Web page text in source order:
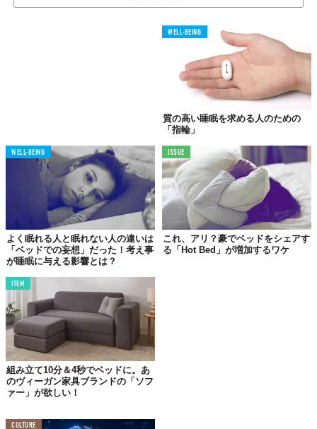
やカビ、湿気から守ってくれる。せっかくならマットレスは清潔
に保ちたいし、それはマットレス自身の寿命を延ばすことにも繋
また、マットレスを直接床に置くと、寝心地が悪いこともあるだ
ろう。ベッドフレームを使うことでマットレスが適切な位置に保
ことができるのだ。
さらに、マットレスが地面にあると、その下の空気の流れが制限
暑く汗ばんだ状態 になってしまう。逆に、寝室
の床が硬木またはタイルの場合や冷たい時期には、低温にさらさ
こともある。
ベッドフレームが床とマットレスの間に距離を作ることで、これ
らの問題も解決できる。
このように、睡眠環境においてベッドフレームはとても重要であ
るようだ。何よりも、現代において睡眠の質の向上がQOLを底上
げすることは言うまでもないだろう。
シンプルで手ごろなものからスタイリッシュでモダンなものま
で、自分の好みに合ったベッドフレームを選んでみては？
高価なマットレスを床に置くことは、まるで時
計やスマホを床に置いておくのと同じ。何か問
WELL-BEING
質の高い睡眠を求める人のための
「指輪」
WELL-BEING
よく眠れる人と眠れない人の違いは
「ベッドでの妄想」だった！考え事
が睡眠に与える影響とは？
ISSUE
これ、アリ？豪でベッドをシェアす
る「Hot Bed」が増加するワケ
ITEM
組み立て10分＆4秒でベッドに。あ
のヴィーガン家具ブランドの「ソフ
ァー」が欲しい！
CULTURE